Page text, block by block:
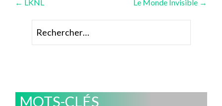
Navigation
des
articles
← LKNL Le Monde Invisible →
MOTS-CLÉS